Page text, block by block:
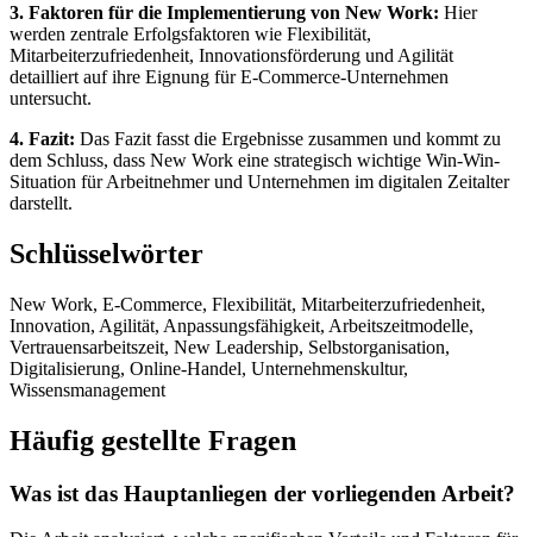
3. Faktoren für die Implementierung von New Work: Hier
werden zentrale Erfolgsfaktoren wie Flexibilität,
Mitarbeiterzufriedenheit, Innovationsförderung und Agilität
detailliert auf ihre Eignung für E-Commerce-Unternehmen
untersucht.
4. Fazit: Das Fazit fasst die Ergebnisse zusammen und kommt zu
dem Schluss, dass New Work eine strategisch wichtige Win-Win-
Situation für Arbeitnehmer und Unternehmen im digitalen Zeitalter
darstellt.
Schlüsselwörter
New Work, E-Commerce, Flexibilität, Mitarbeiterzufriedenheit,
Innovation, Agilität, Anpassungsfähigkeit, Arbeitszeitmodelle,
Vertrauensarbeitszeit, New Leadership, Selbstorganisation,
Digitalisierung, Online-Handel, Unternehmenskultur,
Wissensmanagement
Häufig gestellte Fragen
Was ist das Hauptanliegen der vorliegenden Arbeit?